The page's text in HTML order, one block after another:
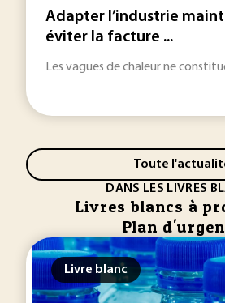
Adapter l’industrie
éviter la facture ...
Les vagues de chaleur ne
Toute
DANS LES LIVRES
Livres blancs à
Plan
Livre blanc